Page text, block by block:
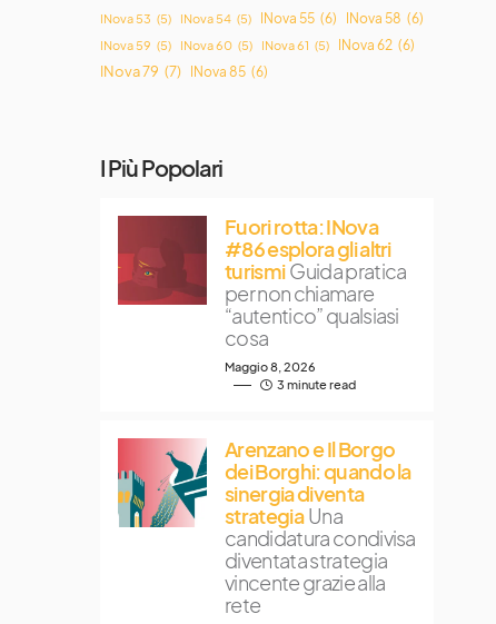
INova 53 (5) INova 54 (5) INova 55 (6) INova 58 (6)
INova 59 (5) INova 60 (5) INova 61 (5) INova 62 (6)
INova 79 (7) INova 85 (6)
I Più Popolari
Fuori rotta: INova
#86 esplora gli altri
turismi Guida pratica
per non chiamare
“autentico” qualsiasi
cosa
Maggio 8, 2026
3 minute read
Arenzano e Il Borgo
dei Borghi: quando la
sinergia diventa
strategia Una
candidatura condivisa
diventata strategia
vincente grazie alla
rete